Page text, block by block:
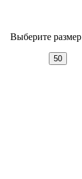
Выберите размер
50